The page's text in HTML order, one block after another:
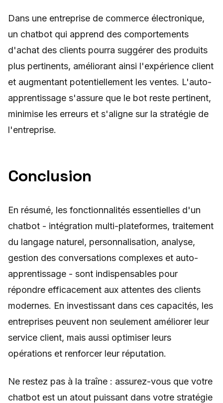
Dans une entreprise de commerce électronique,
un chatbot qui apprend des comportements
d'achat des clients pourra suggérer des produits
plus pertinents, améliorant ainsi l'expérience client
et augmentant potentiellement les ventes. L'auto-
apprentissage s'assure que le bot reste pertinent,
minimise les erreurs et s'aligne sur la stratégie de
l'entreprise.
Conclusion
En résumé, les fonctionnalités essentielles d'un
chatbot - intégration multi-plateformes, traitement
du langage naturel, personnalisation, analyse,
gestion des conversations complexes et auto-
apprentissage - sont indispensables pour
répondre efficacement aux attentes des clients
modernes. En investissant dans ces capacités, les
entreprises peuvent non seulement améliorer leur
service client, mais aussi optimiser leurs
opérations et renforcer leur réputation.
Ne restez pas à la traîne : assurez-vous que votre
chatbot est un atout puissant dans votre stratégie